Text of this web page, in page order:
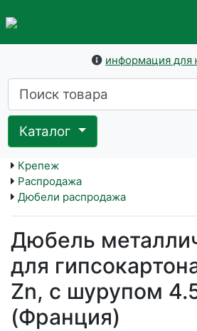
информация для
Каталог
Крепеж
Распродажа
Дюбели распродажа
Дюбель
для
Zn, с шурупом
(Франция)